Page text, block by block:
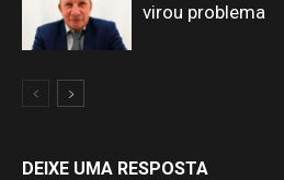
virou problema
DEIXE UMA RESPOSTA